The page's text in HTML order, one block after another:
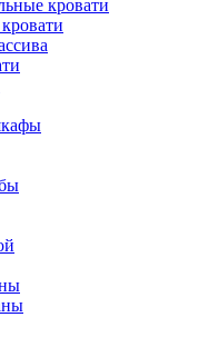
кровати